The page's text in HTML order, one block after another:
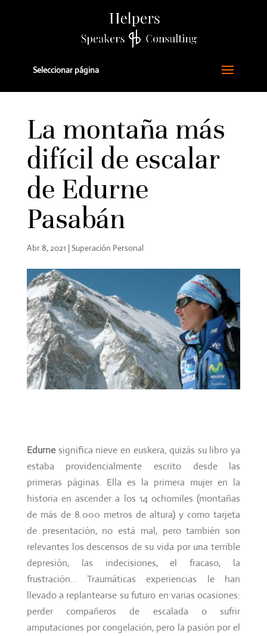
Seleccionar página
La montaña más
difícil de escalar
de Edurne
Pasabán
Abr 8, 2021 |Superación Personal
Edurne significa nieve en euskera, quizás su libro ya
estaba providencialmente escrito desde las
primeras páginas. Ella es la primera mujer en la
historia en ascender a los 14 ochomiles (montañas
de más de 8.000 metros de altura) y como tarjeta
de presentación, no está mal, pero también son
relevantes los descensos de su vida por una terrible
depresión, las indecisiones, el fracaso, la
frustración… Traumáticas experiencias le han
llevado a replantearse su futuro en varias ocasiones:
perder compañeros de escalada o sufrir
amputaciones por congelación, pero la pasión por el